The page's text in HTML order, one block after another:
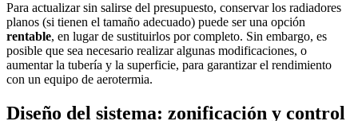
Para actualizar sin salirse del presupuesto, conservar los radiadores
planos (si tienen el tamaño adecuado) puede ser una opción
rentable, en lugar de sustituirlos por completo. Sin embargo, es
posible que sea necesario realizar algunas modificaciones, o
aumentar la tubería y la superficie, para garantizar el rendimiento
con un equipo de aerotermia.
Diseño del sistema: zonificación y control